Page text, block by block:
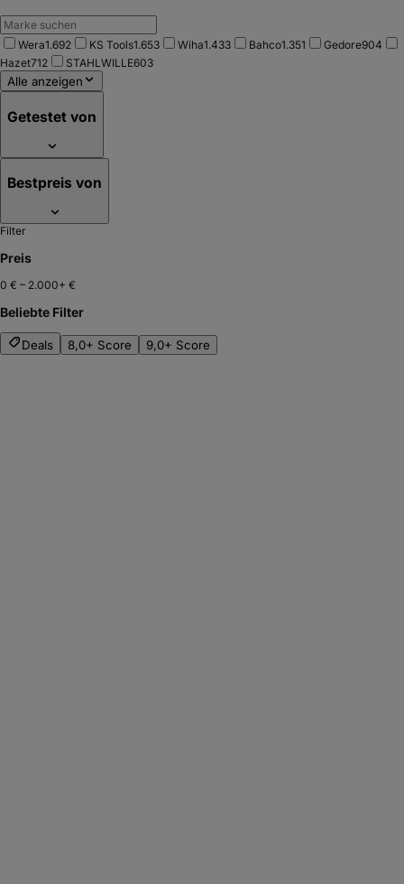
Wera1.692 KS Tools1.653 Wiha1.433 Bahco1.351 Gedore904
Hazet712 STAHLWILLE603
Alle anzeigen
Getestet von
Bestpreis von
Filter
Preis
0 € – 2.000+ €
Beliebte Filter
Deals 8,0+ Score 9,0+ Score